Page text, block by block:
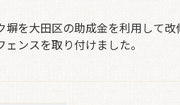
を大田区の助成金を利用して改
ンスを取り付けました。